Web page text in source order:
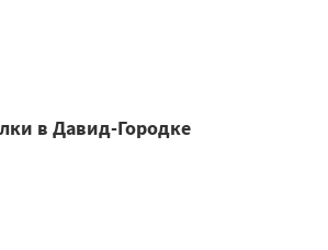
в Давид-Городке